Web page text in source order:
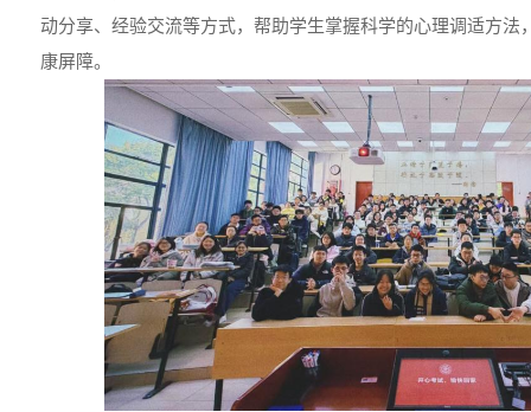
动分享、经验交流等方式，帮助学生掌握科学的心理调适方法
康屏障。